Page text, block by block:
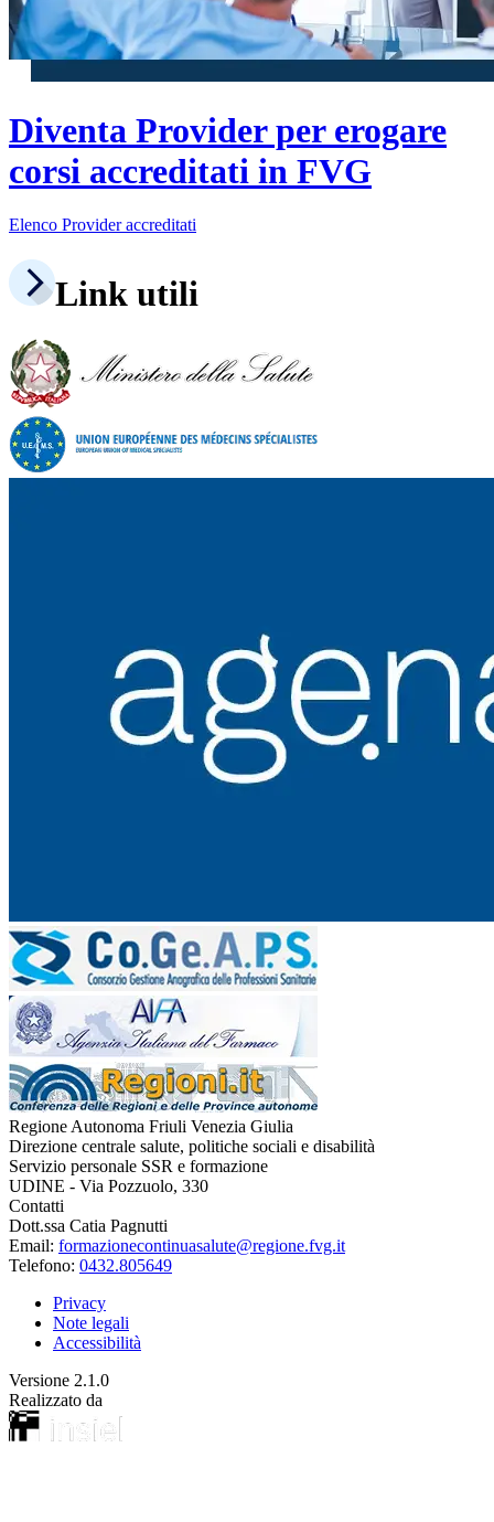
Diventa Provider per erogare
corsi accreditati in FVG
Elenco Provider accreditati
Link utili
Regione Autonoma Friuli Venezia Giulia
Direzione centrale salute, politiche sociali e disabilità
Servizio personale SSR e formazione
UDINE - Via Pozzuolo, 330
Contatti
Dott.ssa Catia Pagnutti
Email: formazionecontinuasalute@regione.fvg.it
Telefono: 0432.805649
Privacy
Note legali
Accessibilità
Versione 2.1.0
Realizzato da